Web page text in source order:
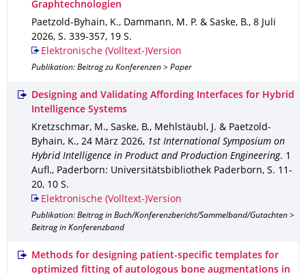
Graphtechnologien
Paetzold-Byhain, K., Dammann, M. P. & Saske, B., 8 Juli
2026, S. 339-357, 19 S.
Elektronische (Volltext-)Version
Publikation: Beitrag zu Konferenzen > Paper
Designing and Validating Affording Interfaces for Hybrid
Intelligence Systems
Kretzschmar, M., Saske, B., Mehlstäubl, J. & Paetzold-
Byhain, K., 24 März 2026, 1st International Symposium on
Hybrid Intelligence in Product and Production Engineering. 1
Aufl., Paderborn: Universitätsbibliothek Paderborn, S. 11-
20, 10 S.
Elektronische (Volltext-)Version
Publikation: Beitrag in Buch/Konferenzbericht/Sammelband/Gutachten >
Beitrag in Konferenzband
Methods for designing patient-specific templates for
optimized fitting of autologous bone augmentations in